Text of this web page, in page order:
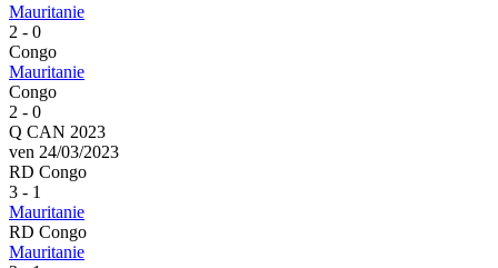
Mauritanie
2 - 0
Congo
Mauritanie
Congo
2 - 0
Q CAN 2023
ven 24/03/2023
RD Congo
3 - 1
Mauritanie
RD Congo
Mauritanie